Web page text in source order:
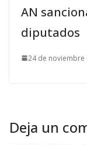
AN
diputados
24 de noviembre
Deja un